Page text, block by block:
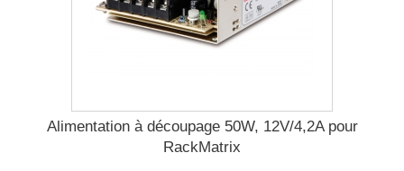
Alimentation à découpage 50W, 12V/4,2A pour
RackMatrix